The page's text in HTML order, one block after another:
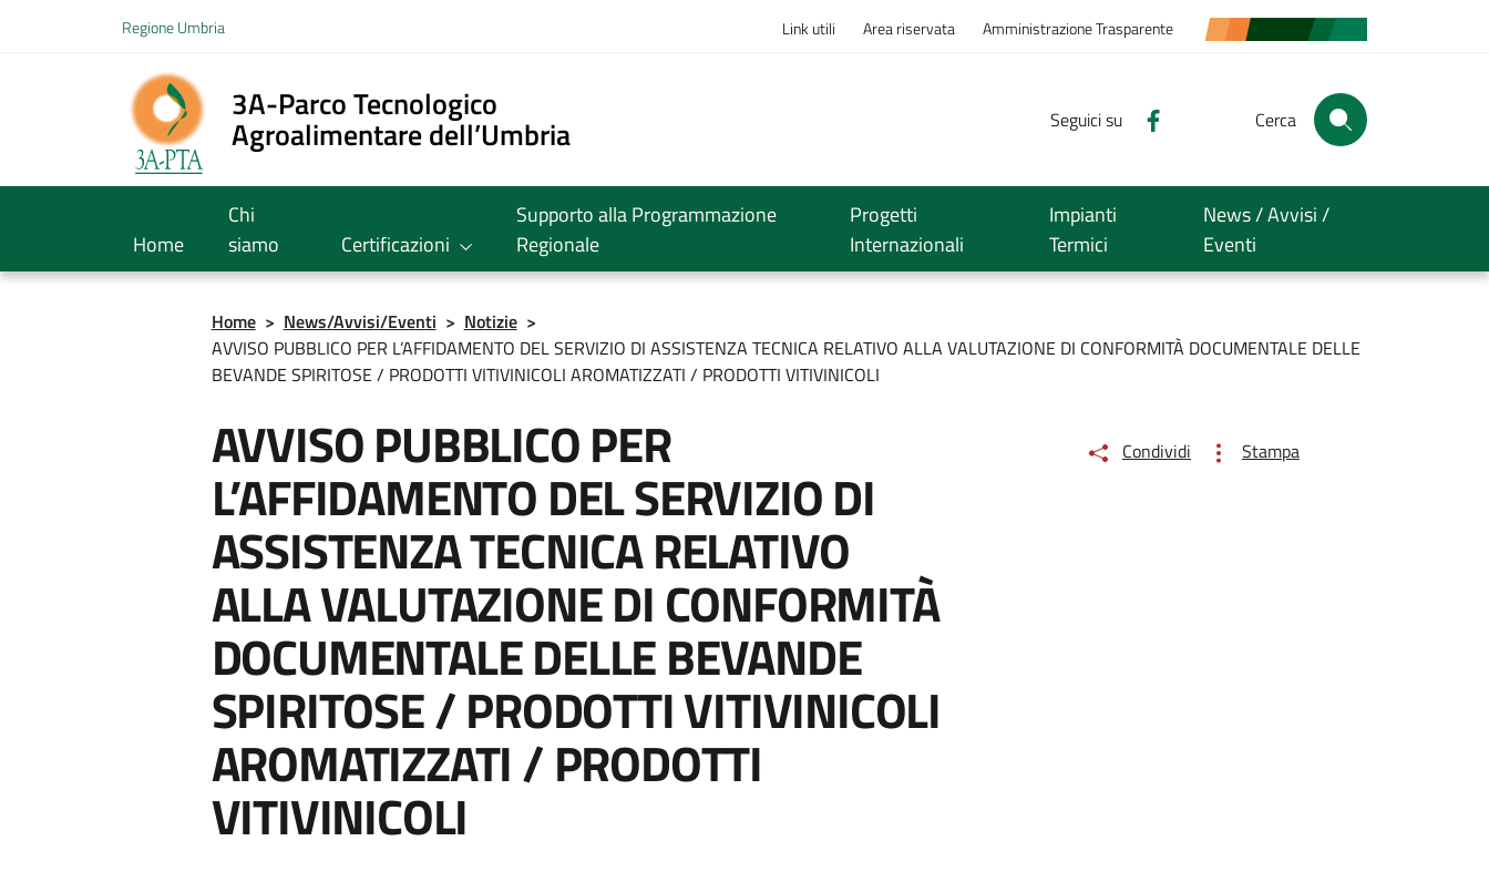
Vai al menu di navigazione
Regione Umbria Link utili Area riservata Amministrazione Trasparente
3A-Parco Tecnologico
Agroalimentare dell’Umbria Seguici su Cerca
Home
Chi
siamo
Certificazioni
Supporto alla Programmazione
Regionale
Progetti
Internazionali
Impianti
Termici
News / Avvisi /
Eventi
Home > News/Avvisi/Eventi > Notizie >
AVVISO PUBBLICO PER L’AFFIDAMENTO DEL SERVIZIO DI ASSISTENZA TECNICA RELATIVO ALLA VALUTAZIONE DI CONFORMITÀ DOCUMENTALE DELLE
BEVANDE SPIRITOSE / PRODOTTI VITIVINICOLI AROMATIZZATI / PRODOTTI VITIVINICOLI
AVVISO PUBBLICO PER
L’AFFIDAMENTO DEL SERVIZIO DI
ASSISTENZA TECNICA RELATIVO
ALLA VALUTAZIONE DI CONFORMITÀ
DOCUMENTALE DELLE BEVANDE
SPIRITOSE / PRODOTTI VITIVINICOLI
AROMATIZZATI / PRODOTTI
VITIVINICOLI
Condividi Stampa